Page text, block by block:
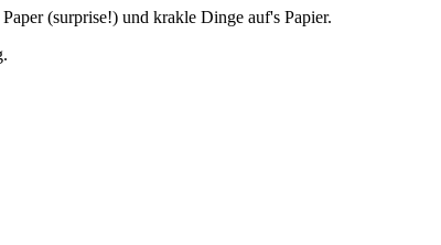
(surprise!) und krakle Dinge auf's Papier.